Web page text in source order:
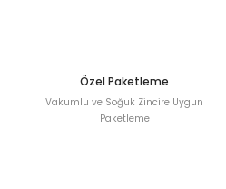
Özel Paketleme
Vakumlu ve Soğuk Zincire Uygun
Paketleme